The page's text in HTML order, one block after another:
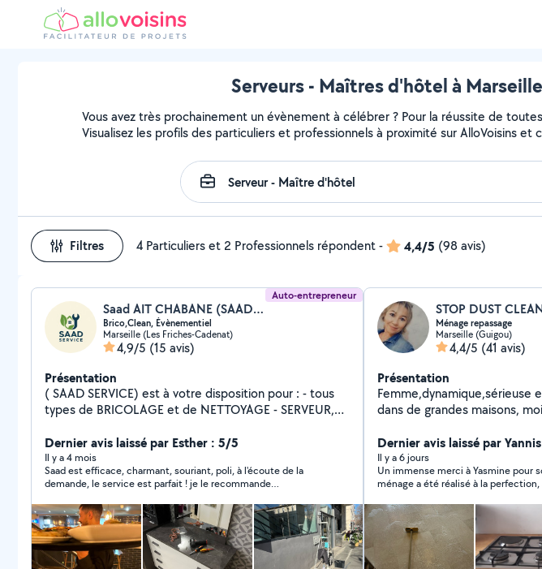
Serveurs - Maîtres d'hôtel à
Vous avez très prochainement un évènement à célébrer ? Pour la réussite de
Visualisez les profils des particuliers et professionnels à proximité sur AlloVoisins et
Filtres 4 Particuliers et 2 Professionnels répondent- 4,4/5 (98 avis)
Auto-entrepreneur
Saad AIT CHABANE (SAAD Service)
Brico,Clean, Évènementiel
Marseille (Les Friches-Cadenat)
4,9/5 (15 avis)
Présentation
( SAAD SERVICE) est à votre disposition pour : - tous
types de BRICOLAGE et de NETTOYAGE - SERVEUR,
expérimentée de serveurs.ses + barman) Prestataire
Dernier avis laissé par Esther : 5/5
Il y a 4 mois
Saad est efficace, charmant, souriant, poli, à l'écoute de la
demande, le service est parfait ! je le recommande
STOP DUST
Ménage repassage
Marseille (Guigou)
4,4/5 (41 avis)
Présentation
Femme,dynamique,sérieuse
dans de grandes maisons,
Dernier avis laissé par
Il y a 6 jours
Un immense merci à Yasmine pour
ménage a été réalisé à la
une personne extrêmement
bonne humeur. Sa bonne humeur
un vrai plaisir de l’accueillir. Je la
hésitation. Encore merci pour
Pour 1€ symbolique